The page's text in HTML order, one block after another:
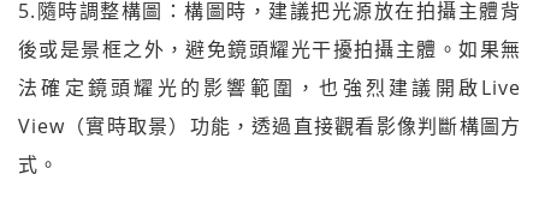
5.隨時調整構圖：構圖時，建議把光源放在拍攝主體背
後或是景框之外，避免鏡頭耀光干擾拍攝主體。如果無
法確定鏡頭耀光的影響範圍，也強烈建議開啟Live
View（實時取景）功能，透過直接觀看影像判斷構圖方
式。